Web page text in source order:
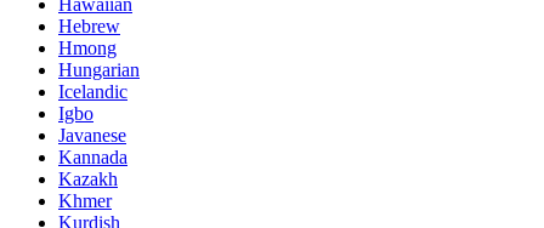
Hebrew
Hmong
Hungarian
Icelandic
Igbo
Javanese
Kannada
Kazakh
Khmer
Kurdish